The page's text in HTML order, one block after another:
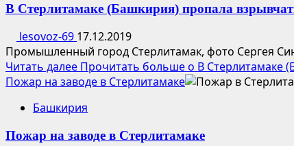
В Стерлитамаке (Башкирия) пропала
lesovoz-69 17.12.2019
Промышленный город Стерлитамак, фото Сергея
Читать далее Прочитать больше о В Стерлитамаке
Пожар на заводе в Стерлитамаке
Башкирия
Пожар на заводе в Стерлитамаке